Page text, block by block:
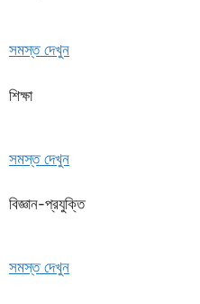
সমস্ত দেখুন
শিক্ষা
সমস্ত দেখুন
বিজ্ঞান-প্রযুক্তি
সমস্ত দেখুন